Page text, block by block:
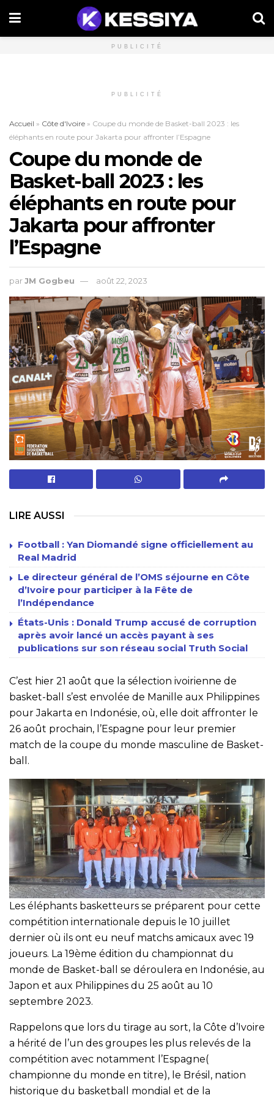
PUBLICITÉ
PUBLICITÉ
Accueil » Côte d'Ivoire » Coupe du monde de Basket-ball 2023 : les
éléphants en route pour Jakarta pour affronter l’Espagne
Coupe du monde de
Basket-ball 2023 : les
éléphants en route pour
Jakarta pour affronter
l’Espagne
parJM Gogbeu août 22, 2023
LIRE AUSSI
Football : Yan Diomandé signe officiellement au
Real Madrid
Le directeur général de l’OMS séjourne en Côte
d’Ivoire pour participer à la Fête de
l’Indépendance
États-Unis : Donald Trump accusé de corruption
après avoir lancé un accès payant à ses
publications sur son réseau social Truth Social
C’est hier 21 août que la sélection ivoirienne de
basket-ball s’est envolée de Manille aux Philippines
pour Jakarta en Indonésie, où, elle doit affronter le
26 août prochain, l’Espagne pour leur premier
match de la coupe du monde masculine de Basket-
ball.
Les éléphants basketteurs se préparent pour cette
compétition internationale depuis le 10 juillet
dernier où ils ont eu neuf matchs amicaux avec 19
joueurs. La 19ème édition du championnat du
monde de Basket-ball se déroulera en Indonésie, au
Japon et aux Philippines du 25 août au 10
septembre 2023.
Rappelons que lors du tirage au sort, la Côte d’Ivoire
a hérité de l’un des groupes les plus relevés de la
compétition avec notamment l’Espagne(
championne du monde en titre), le Brésil, nation
historique du basketball mondial et de la